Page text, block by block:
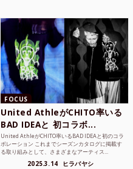
FOCUS
United AthleがCHITO率いる
BAD IDEAと 初コラボ...
United AthleがCHITO率いるBAD IDEAと初のコラ
ボレーション これまでシーズンカタログに掲載す
る取り組みとして、さまざまなアーティス...
2025.3.14 ヒラバヤシ